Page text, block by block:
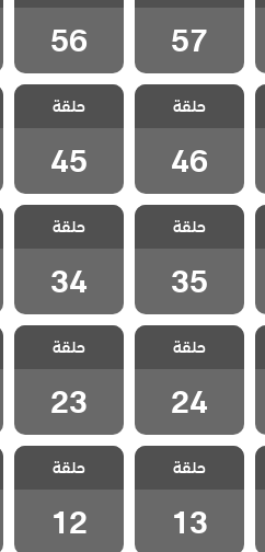
57
57
56
56
مسلسل ثلاث
اخوات الحلقة
46
حلقة
46
مسلسل ثلاث
اخوات الحلقة
45
حلقة
45
مسلسل ثلاث
اخوات الحلقة
35
حلقة
35
مسلسل ثلاث
اخوات الحلقة
34
حلقة
34
مسلسل ثلاث
اخوات الحلقة
24
حلقة
24
مسلسل ثلاث
اخوات الحلقة
23
حلقة
23
مسلسل ثلاث
اخوات الحلقة
13
حلقة
13
مسلسل ثلاث
اخوات الحلقة
12
حلقة
12